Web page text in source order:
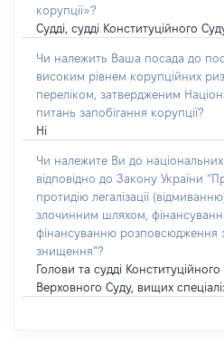
корупції»?
Судді, судді Конституційного
Чи належить Ваша посада до
високим рівнем корупційних
переліком, затвердженим
питань запобігання корупції?
Ні
Чи належите Ви до національних
відповідно до Закону України
протидію легалізації
злочинним шляхом,
фінансуванню розповсюдження
знищення”?
Голови та судді Конституційного
Верховного Суду, вищих